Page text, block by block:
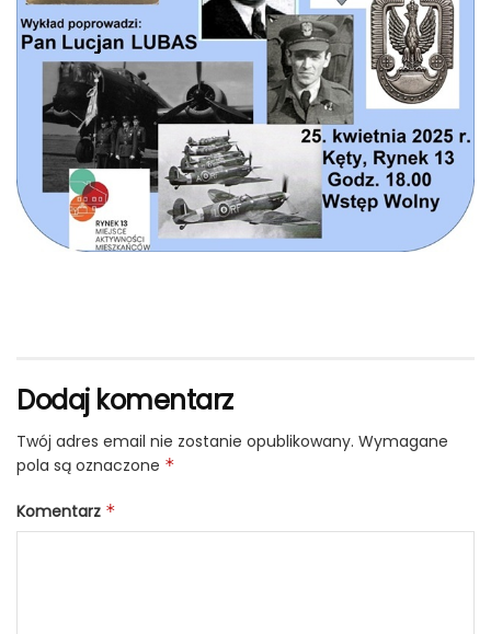
Dodaj komentarz
Twój adres email nie zostanie opublikowany. Wymagane
pola są oznaczone *
Komentarz *